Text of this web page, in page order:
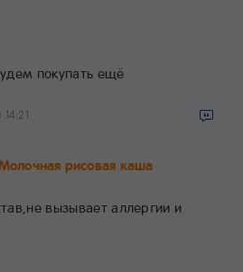
покупать ещё
рисовая каша
вызывает аллергии и